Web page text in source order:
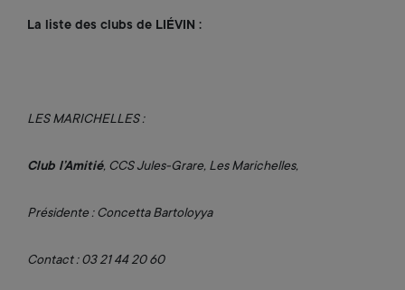
La liste des clubs de LIÉVIN :
LES MARICHELLES :
Club l’Amitié, CCS Jules-Grare, Les Marichelles,
Présidente : Concetta Bartoloyya
Contact : 03 21 44 20 60